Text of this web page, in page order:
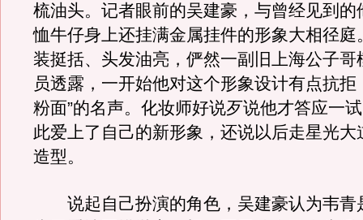
梳油头。记者眼前的吴建豪，与曾经见到的
恤牛仔身上还挂满金属挂件的形象大相径庭
装挺括、头发油亮，俨然一副旧上海公子哥
员透露，一开始他对这个形象设计有点抗拒
粉面”的名声。化妆师好说歹说他才答应一
此爱上了自己的新形象，还说以后走星光大
造型。
说起自己扮演的角色，吴建豪认为韦青